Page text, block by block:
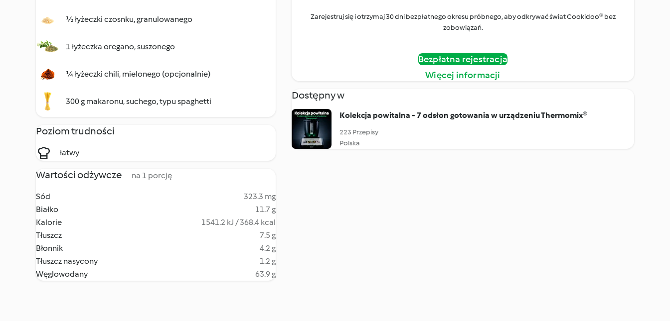
½ łyżeczki czosnku, granulowanego
1 łyżeczka oregano, suszonego
¼ łyżeczki chili, mielonego (opcjonalnie)
300 g makaronu, suchego, typu spaghetti
Poziom trudności
łatwy
Wartości odżywcze na 1 porcję
Sód
323.3 mg
Białko
11.7 g
Kalorie
1541.2 kJ / 368.4 kcal
Tłuszcz
7.5 g
Błonnik
4.2 g
Tłuszcz nasycony
1.2 g
Węglowodany
63.9 g
Zarejestruj się i otrzymaj 30 dni bezpłatnego okresu próbnego, aby odkrywać świat Cookidoo® bez
zobowiązań.
Bezpłatna rejestracja
Więcej informacji
Dostępny w
Kolekcja powitalna - 7 odsłon gotowania w urządzeniu Thermomix®
223 Przepisy
Polska